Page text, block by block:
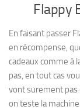
Flappy
En faisant passer
en récompense,
cadeaux comme à
pas, en tout cas
vont surement pas
on teste la machine.